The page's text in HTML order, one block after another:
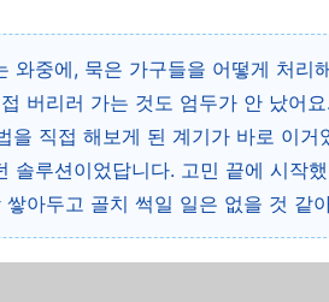
와중에, 묵은 가구들을 어떻게 처리
버리러 가는 것도 엄두가 안 났어
을 직접 해보게 된 계기가 바로 이
솔루션이었답니다. 고민 끝에 시작
아두고 골치 썩일 일은 없을 것 같